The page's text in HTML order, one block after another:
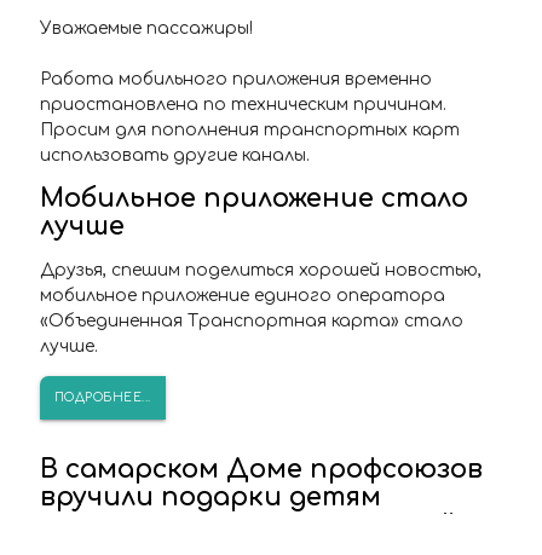
Уважаемые пассажиры!
Работа мобильного приложения временно
приостановлена по техническим причинам.
Просим для пополнения транспортных карт
использовать другие каналы.
Мобильное приложение стало
лучше
Друзья, спешим поделиться хорошей новостью,
мобильное приложение единого оператора
«Объединенная Транспортная карта» стало
лучше.
ПОДРОБНЕЕ...
В самарском Доме профсоюзов
вручили подарки детям